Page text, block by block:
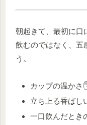
朝起きて、最初に口
飲むのではなく、五
う。
カップの温かさ
立ち上る香ばし
一口飲んだとき